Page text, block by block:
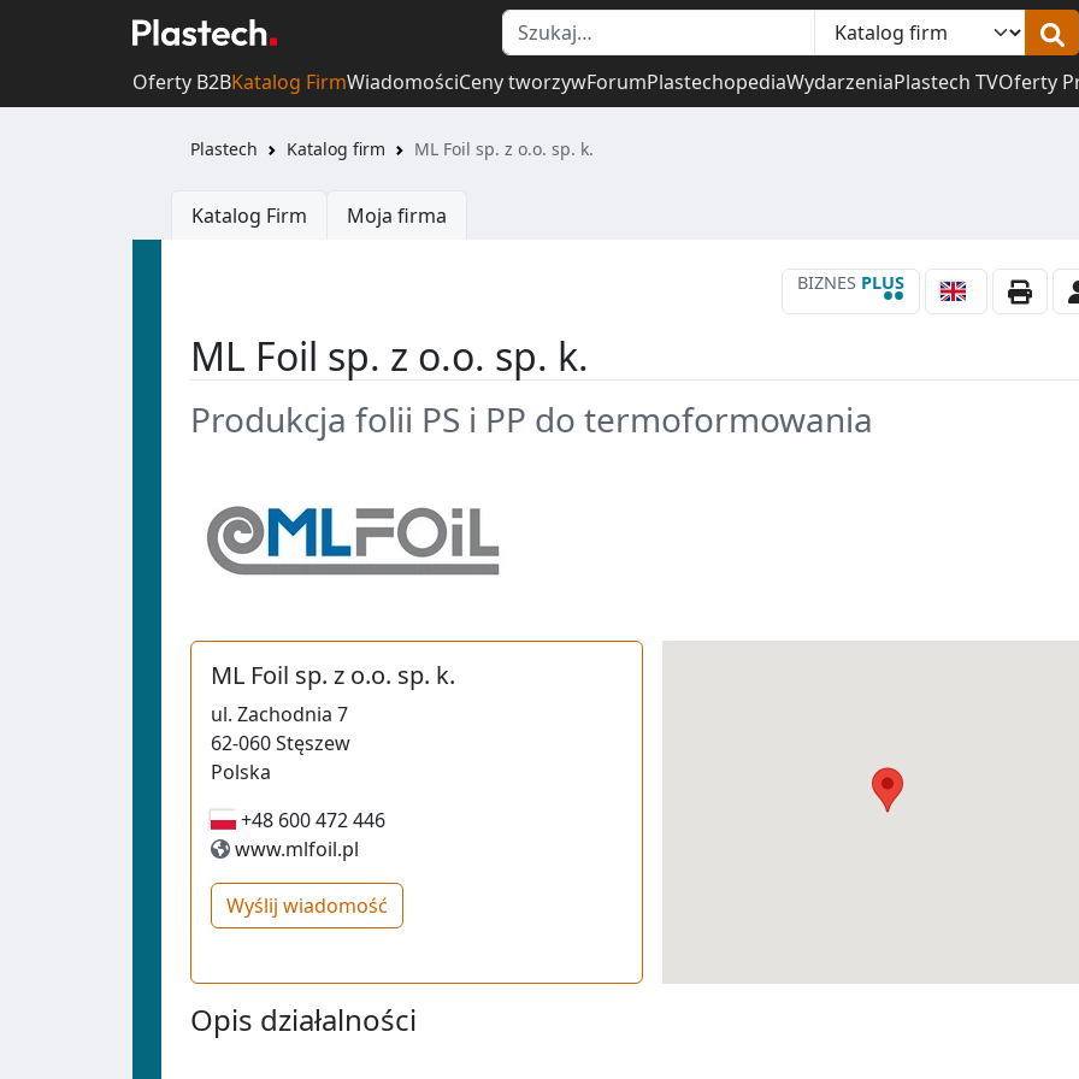
Oferty B2BKatalog FirmWiadomościCeny tworzywForumPlastechopediaWydarzeniaPlastech TVOferty
Plastech Katalog firm ML Foil sp. z o.o. sp. k.
Katalog Firm Moja firma
BIZNES PLUS
••
ML Foil sp. z o.o. sp. k.
Produkcja folii PS i PP do termoformowania
ML Foil sp. z o.o. sp. k.
ul. Zachodnia 7
62-060Stęszew
Polska
+48 600 472 446
+48 600 472 446
www.mlfoil.pl
Wyślij wiadomość
Opis działalności